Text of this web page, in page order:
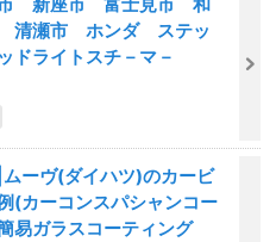
清瀬市 ホンダ ステッ
ライトスチ－マ－
ーヴ(ダイハツ)のカービ
(カーコンスパシャンコー
易ガラスコーティング